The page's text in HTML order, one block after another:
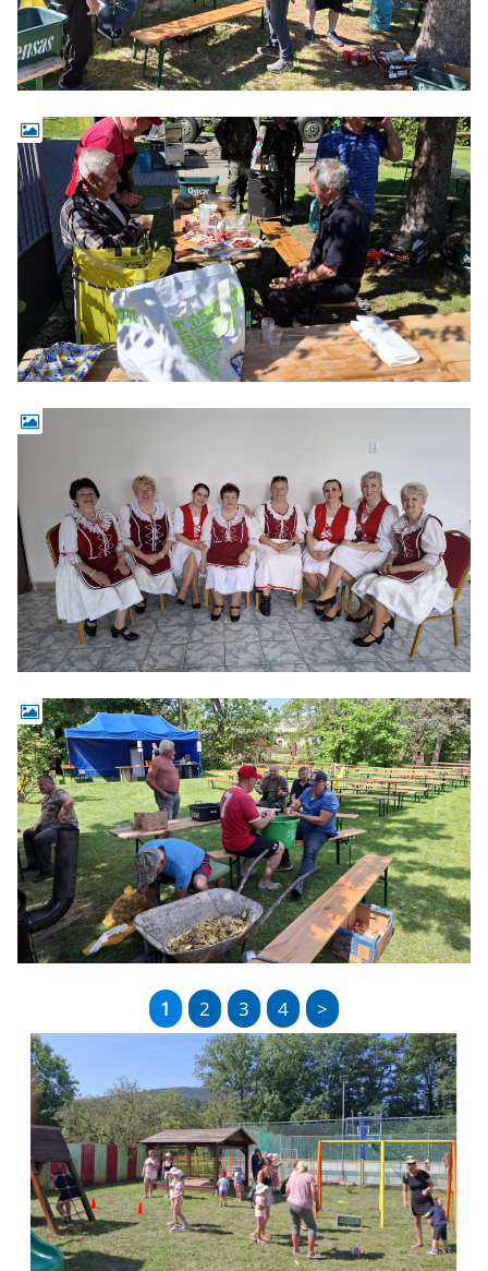
1 2 3 4 >